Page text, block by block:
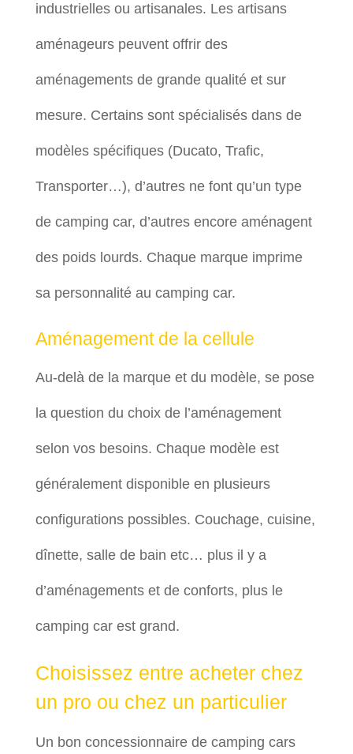
industrielles ou artisanales. Les artisans
aménageurs peuvent offrir des
aménagements de grande qualité et sur
mesure. Certains sont spécialisés dans de
modèles spécifiques (Ducato, Trafic,
Transporter…), d’autres ne font qu’un type
de camping car, d’autres encore aménagent
des poids lourds. Chaque marque imprime
sa personnalité au camping car.
Aménagement de la cellule
Au-delà de la marque et du modèle, se pose
la question du choix de l’aménagement
selon vos besoins. Chaque modèle est
généralement disponible en plusieurs
configurations possibles. Couchage, cuisine,
dînette, salle de bain etc… plus il y a
d’aménagements et de conforts, plus le
camping car est grand.
Choisissez entre acheter chez
un pro ou chez un particulier
Un bon concessionnaire de camping cars